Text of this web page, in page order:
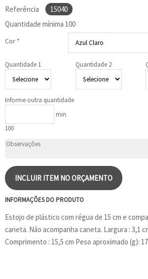
Referência
15040
Quantidade mínima 100
Cor *
Quantidade 1 Quantidade 2
Informe outra quantidade
min.
100
INCLUIR ITEM NO ORÇAMENTO
INFORMAÇÕES DO PRODUTO
Estojo de plástico com régua de 15 cm e
caneta. Não acompanha caneta. Largura : 3,1
Comprimento : 15,5 cm Peso aproximado (g): 17